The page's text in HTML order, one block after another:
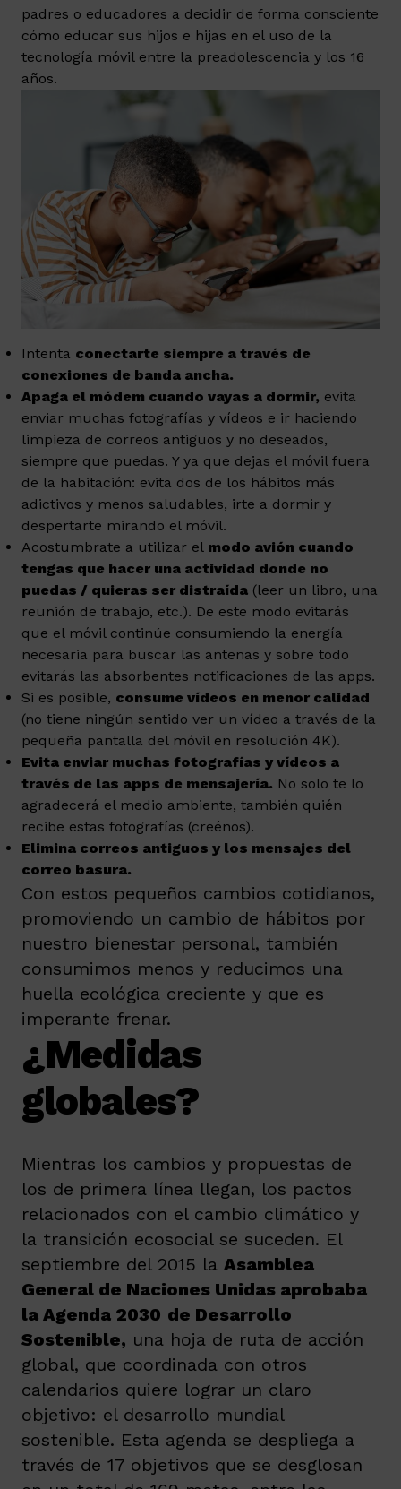
padres o educadores a decidir de forma consciente
cómo educar sus hijos e hijas en el uso de la
tecnología móvil entre la preadolescencia y los 16
años.
Intenta conectarte siempre a través de
conexiones de banda ancha.
Apaga el módem cuando vayas a dormir, evita
enviar muchas fotografías y vídeos e ir haciendo
limpieza de correos antiguos y no deseados,
siempre que puedas. Y ya que dejas el móvil fuera
de la habitación: evita dos de los hábitos más
adictivos y menos saludables, irte a dormir y
despertarte mirando el móvil.
Acostumbrate a utilizar el modo avión cuando
tengas que hacer una actividad donde no
puedas / quieras ser distraída (leer un libro, una
reunión de trabajo, etc.). De este modo evitarás
que el móvil continúe consumiendo la energía
necesaria para buscar las antenas y sobre todo
evitarás las absorbentes notificaciones de las apps.
Si es posible, consume vídeos en menor calidad
(no tiene ningún sentido ver un vídeo a través de la
pequeña pantalla del móvil en resolución 4K).
Evita enviar muchas fotografías y vídeos a
través de las apps de mensajería. No solo te lo
agradecerá el medio ambiente, también quién
recibe estas fotografías (creénos).
Elimina correos antiguos y los mensajes del
correo basura.
Con estos pequeños cambios cotidianos,
promoviendo un cambio de hábitos por
nuestro bienestar personal, también
consumimos menos y reducimos una
huella ecológica creciente y que es
imperante frenar.
¿Medidas
globales?
Mientras los cambios y propuestas de
los de primera línea llegan, los pactos
relacionados con el cambio climático y
la transición ecosocial se suceden. El
septiembre del 2015 la Asamblea
General de Naciones Unidas aprobaba
la Agenda 2030 de Desarrollo
Sostenible, una hoja de ruta de acción
global, que coordinada con otros
calendarios quiere lograr un claro
objetivo: el desarrollo mundial
sostenible. Esta agenda se despliega a
través de 17 objetivos que se desglosan